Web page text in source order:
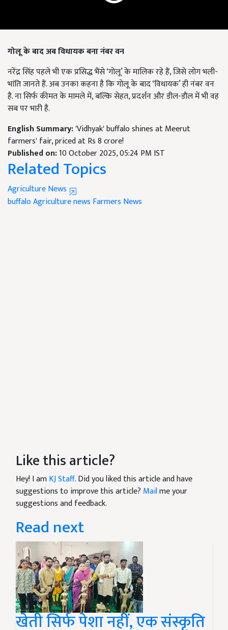
गोलू के बाद अब विधायक बना नंबर वन
नरेंद्र सिंह पहले भी एक प्रसिद्ध भैंसे ‘गोलू’ के मालिक रहे हैं, जिसे लोग भली-
भांति जानते हैं. अब उनका कहना है कि गोलू के बाद ‘विधायक’ ही नंबर वन
है. ना सिर्फ कीमत के मामले में, बल्कि सेहत, प्रदर्शन और डील-डौल में भी वह
सब पर भारी है.
English Summary:'Vidhyak' buffalo shines at Meerut
farmers' fair, priced at Rs 8 crore!
Published on:10 October 2025, 05:24 PM IST
Related Topics
Agriculture News
buffaloAgriculture news Farmers News
Like this article?
Hey! I amKJ Staff. Did you liked this article and have
suggestions to improve this article? Mailme your
suggestions and feedback.
Read next
खेती सिर्फ पेशा नहीं, एक संस्कृति